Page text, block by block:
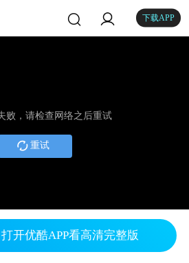
下载APP
败，请检查网络之后重试
重试
开优酷APP看高清完整版